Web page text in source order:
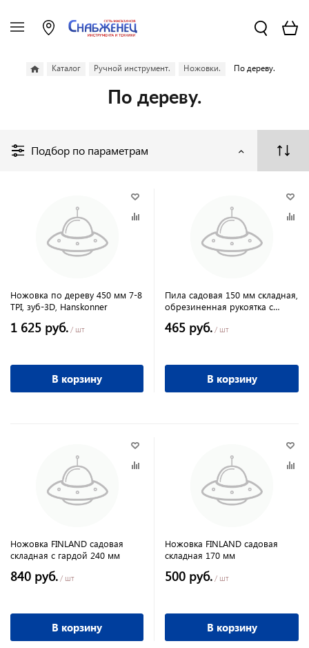
Каталог Ручной инструмент. Ножовки. По дереву.
По дереву.
Подбор по параметрам
Ножовка по дереву 450 мм 7-8
TPI, зуб-3D, Hanskonner
1 625 руб. / шт
В корзину
Пила садовая 150 мм складная,
обрезиненная рукоятка с
465 руб. / шт
В корзину
Ножовка FINLAND садовая
складная с гардой 240 мм
840 руб. / шт
В корзину
Ножовка FINLAND садовая
складная 170 мм
500 руб. / шт
В корзину